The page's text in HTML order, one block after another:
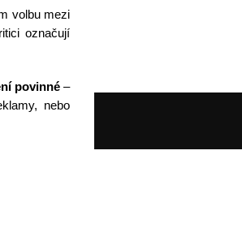
volbu mezi
označují
povinné –
nebo